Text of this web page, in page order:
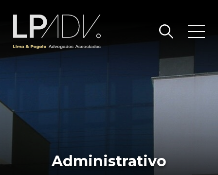
Administrativo